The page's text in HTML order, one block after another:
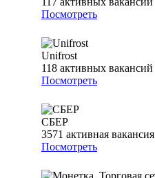
Посмотреть
Unifrost
118 активных вакансий
Посмотреть
СБЕР
3571 активная вакансия
Посмотреть